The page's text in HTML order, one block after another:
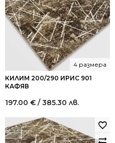
1,020.00
лв..
612.17
лв..
КИЛИМ 200/290 ИРИС 901
КАФЯВ
4 размера
197.00 € / 385.30 лв.